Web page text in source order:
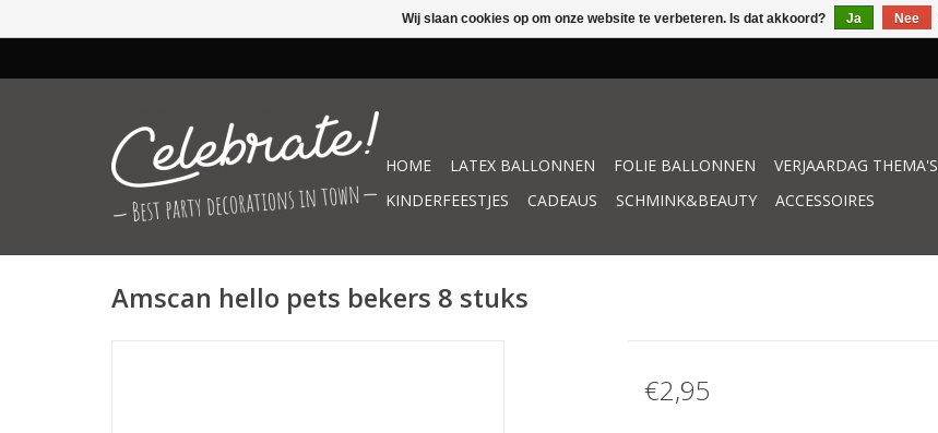
HOME LATEX BALLONNEN FOLIE BALLONNEN VERJAARDAG THEMA'S
KINDERFEESTJES
CADEAUS SCHMINK&BEAUTY ACCESSOIRES
Amscan hello pets bekers 8 stuks
€2,95
Wij slaan cookies op om onze website te verbeteren. Is dat akkoord? Ja Nee